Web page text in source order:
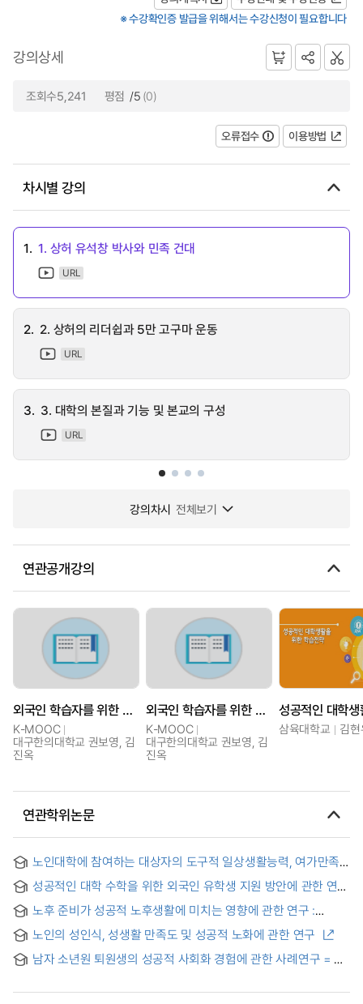
※ 수강확인증 발급을 위해서는 수강신청이 필요합니다
강의상세
조회수5,241 평점 /5 (0)
오류접수 이용방법
차시별 강의
1. 1. 상허 유석창 박사와 민족 건대
URL
2. 2. 상허의 리더쉽과 5만 고구마 운동
URL
3. 3. 대학의 본질과 기능 및 본교의 구성
URL
강의차시 전체보기
연관공개강의
외국인 학습자를 위한 대학생활 101 : 성공적인 대학생활을 위한 핵심정보
K-MOOC
대구한의대학교 권보영, 김
진옥
외국인 학습자를 위한 대학생활 101 : 성공적인 대학생활을 위한 핵심정보
K-MOOC
대구한의대학교 권보영, 김
진옥
삼육대학교 김
연관학위논문
노인대학에 참여하는 대상자의 도구적 일상생활능력, 여가만족
성공적인 대학 수학을 위한 외국인 유학생 지원 방안에 관한 연구
to university life
노후 준비가 성공적 노후생활에 미치는 영향에 관한 연구 :
perparation for later life on successful aging : with a focus
on the life of Yongin residents
노인의 성인식, 성생활 만족도 및 성공적 노화에 관한 연구
남자 소년원 퇴원생의 성공적 사회화 경험에 관한 사례연구 = A